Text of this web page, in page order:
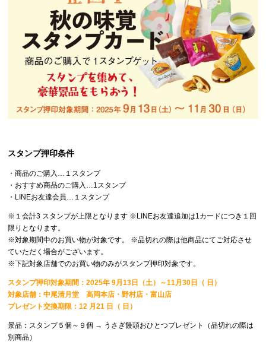
スタンプ押印条件
・商品のご購入…１スタンプ
・おすすめ商品のご購入…1スタンプ
・LINEお友達会員…１スタンプ
※１会計3 スタンプが上限となります ※LINEお友達追加は1カードにつき１回
限りとなります。
※対象期間中のお買い物が対象です。 ※品切れの際は他商品にてご対応させ
ていただく場合がございます。
※下記対象店舗でのお買い物のみがスタンプ押印対象です。
スタンプ押印対象期間：2025年 9月13日（土）～11月30日（ 日）
対象店舗：中尾清月堂 高岡本店・野村店・富山店
プレゼント交換期限：12 月21 日（ 日）
景品：スタンプ５個～９個 → うさぎ饅頭おひとつプレゼント（品切れの際は
別商品）